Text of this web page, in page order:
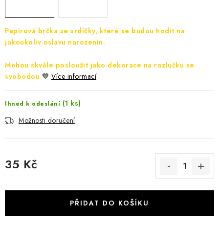
Papírová brčka se srdíčky, které se budou hodit na
jakoukoliv oslavu narozenin.
Mohou skvěle posloužit jako dekorace na rozlučku se
svobodou 💛 Více informací
Ihned k odeslání (1 ks)
Možnosti doručení
35 Kč
PŘIDAT DO KOŠÍKU